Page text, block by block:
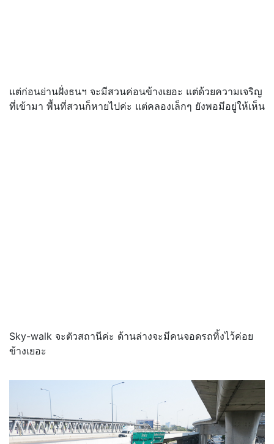
แต่ก่อนย่านฝั่งธนฯ จะมีสวนค่อนข้างเยอะ แต่ด้วยความเจริญ
ที่เข้ามา พื้นที่สวนก็หายไปค่ะ แต่คลองเล็กๆ ยังพอมีอยู่ให้เห็น
Sky-walk จะตัวสถานีค่ะ ด้านล่างจะมีคนจอดรถทิ้งไว้ค่อย
ข้างเยอะ